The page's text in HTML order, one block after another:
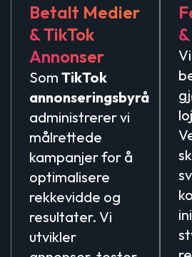
Betalt Medier
& TikTok
Annonser
Som TikTok
annonseringsbyrå
administrerer vi
målrettede
kampanjer for å
optimalisere
rekkevidde og
resultater. Vi
utvikler